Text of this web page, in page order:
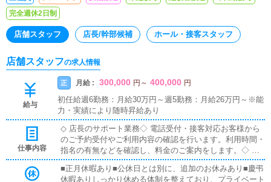
完全週休2日制
店舗スタッフ 店長/幹部候補 ホール・接客スタッフ
店舗スタッフの求人情報
給与
正 月給 : 300,000 円 ～ 400,000 円
初任給週6勤務：月給30万円～週5勤務：月給26万円～※能
力・実績により随時昇給あり
仕事内容
◇ 店長のサポート業務◇ 電話受付・接客対応お客様から
のご予約受付やご利用内容の確認を行います。利用時間・
指名の有無などを確認し、料金のご案内をします。◇ WE
B業務ポータルサイトでのPC作業（情報配信・更新作
業・作成作業、またはそれらの指示）◇ 備品チェック備
■正月休暇あり■公休日とは別に、追加のお休みあり■慶弔
休暇ありしっかり休める体制を整えており、プライベート